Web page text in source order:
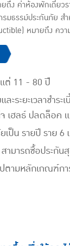
ง ค่าห้องพักเดี่ยวร
มธรรม์ประกันภัย
หมายถึง ควา
ต่ 11 - 80 ปีี
และระยะเวลาช
เฮลธ์ ปลดล็อค
ยเป็น รายปี รา
ามารถซื้อประกั
ตามหลักเกณฑ์ก